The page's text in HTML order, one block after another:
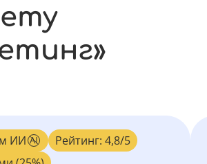
ИИ
Рейтинг: 4,8/5